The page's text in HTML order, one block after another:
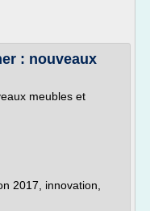
: nouveaux
meubles et
2017, innovation,